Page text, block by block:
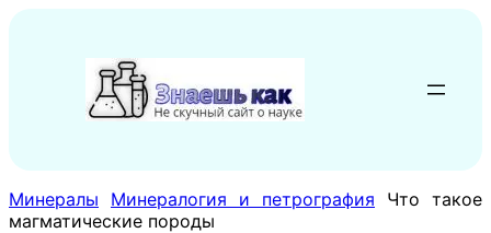
содержимому
Минералы Минералогия и петрография
Что такое
магматические породы